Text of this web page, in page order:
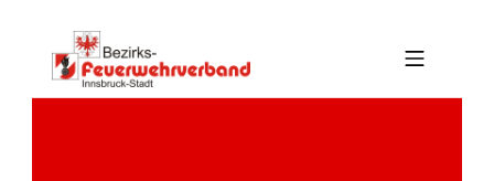
Skip to main navigation
Skip to main content
Skip to footer
BFV INNSBRUCK-STADT